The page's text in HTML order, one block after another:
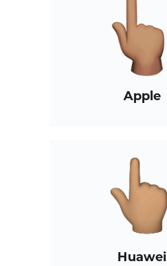
Apple
Huawei